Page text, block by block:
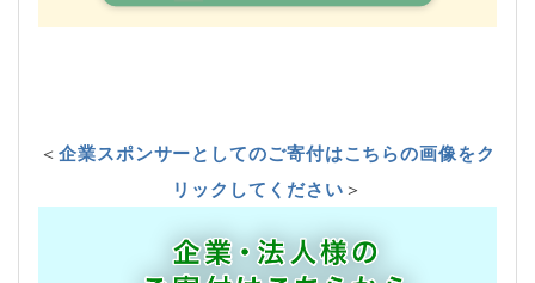
＜企業スポンサーとしてのご寄付はこちらの画像をク
リックしてください＞